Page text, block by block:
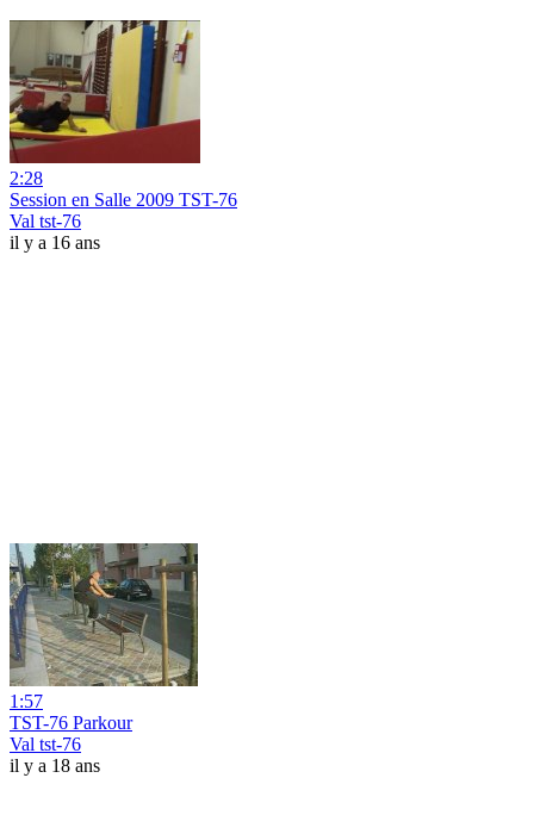
2:28
Session en Salle 2009 TST-76
Val tst-76
il y a 16 ans
1:57
TST-76 Parkour
Val tst-76
il y a 18 ans